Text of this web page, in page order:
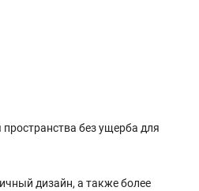
без ущерба для
дизайн, а также более